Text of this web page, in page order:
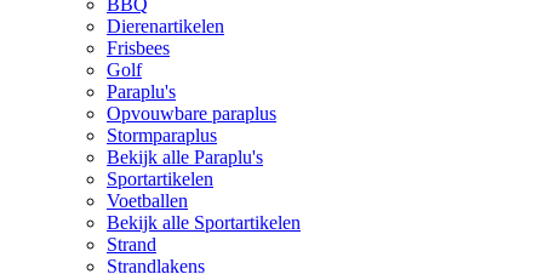
BBQ
Dierenartikelen
Frisbees
Golf
Paraplu's
Opvouwbare paraplus
Stormparaplus
Bekijk alle Paraplu's
Sportartikelen
Voetballen
Bekijk alle Sportartikelen
Strand
Strandlakens